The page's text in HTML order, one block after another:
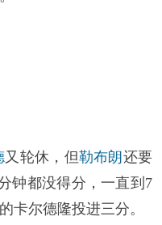
又轮休，但勒布朗 还要
钟都没得分，一直到7
卡尔德隆投进三分。